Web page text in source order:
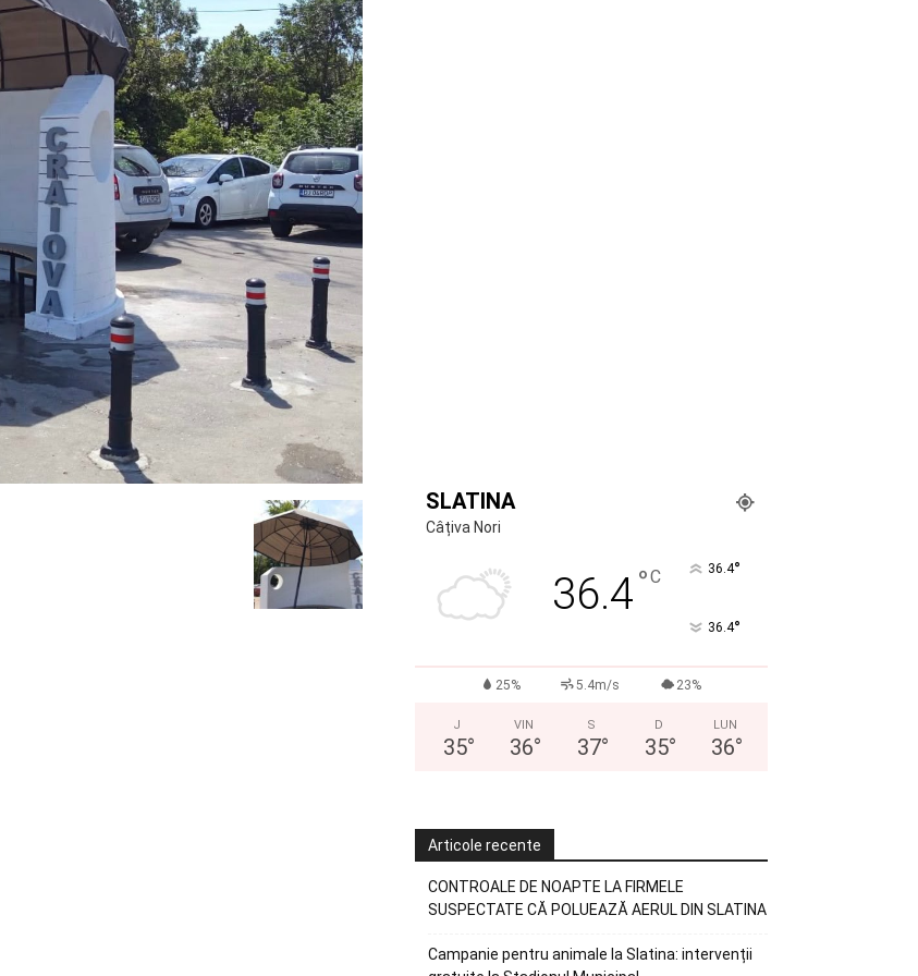
SLATINA
Câțiva Nori
36.4°C 36.4°
36.4°
25% 5.4m/s 23%
J
35°
VIN
36°
S
37°
D
35°
LUN
36°
Articole recente
CONTROALE DE NOAPTE LA FIRMELE
SUSPECTATE CĂ POLUEAZĂ AERUL DIN SLATINA
Campanie pentru animale la Slatina: intervenții